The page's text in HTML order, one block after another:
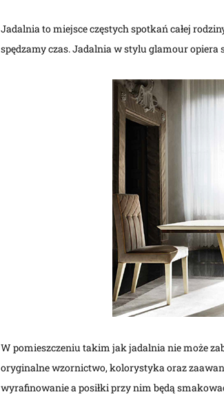
Jadalnia to miejsce częstych spotkań całej
spędzamy czas. Jadalnia w stylu glamour opiera
W pomieszczeniu takim jak jadalnia nie może
oryginalne wzornictwo, kolorystyka oraz
wyrafinowanie a posiłki przy nim będą